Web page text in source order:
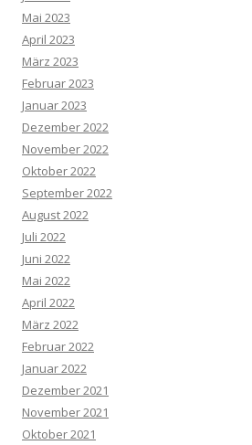
Mai 2023
April 2023
März 2023
Februar 2023
Januar 2023
Dezember 2022
November 2022
Oktober 2022
September 2022
August 2022
Juli 2022
Juni 2022
Mai 2022
April 2022
März 2022
Februar 2022
Januar 2022
Dezember 2021
November 2021
Oktober 2021